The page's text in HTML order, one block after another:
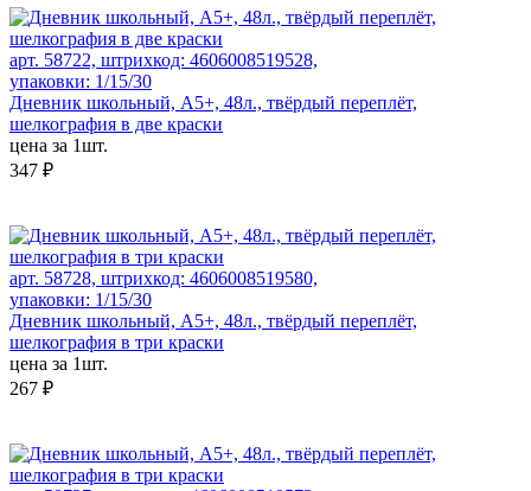
арт. 58722, штрихкод: 4606008519528,
упаковки: 1/15/30
Дневник школьный, А5+, 48л., твёрдый переплёт,
шелкография в две краски
цена за 1шт.
347 ₽
арт. 58728, штрихкод: 4606008519580,
упаковки: 1/15/30
Дневник школьный, А5+, 48л., твёрдый переплёт,
шелкография в три краски
цена за 1шт.
267 ₽